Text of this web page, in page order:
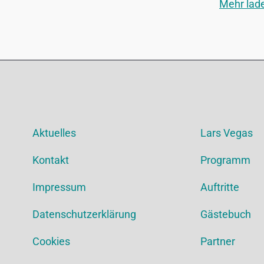
Mehr
Aktuelles
Kontakt
Impressum
Datenschutzerklärung
Cookies
Lars Vegas
Programm
Auftritte
Gästebuch
Partner